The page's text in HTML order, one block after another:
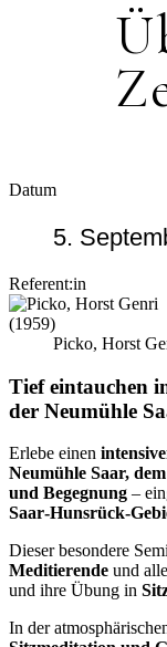
Datum
5.
Referent:in
Picko, Horst
Tief eintauchen
der Neumühle
Erlebe einen
Neumühle Saar,
und Begegnung –
Dieser besondere
Meditierende und
und ihre Übung in
In der